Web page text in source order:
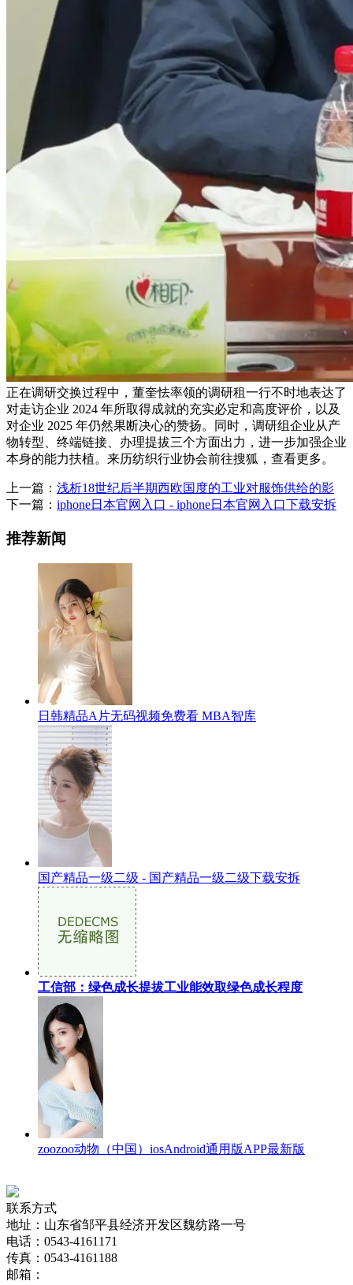
正在调研交换过程中，董奎怯率领的调研租一行不时地表达了
对走访企业 2024 年所取得成就的充实必定和高度评价，以及
对企业 2025 年仍然果断决心的赞扬。同时，调研组企业从产
物转型、终端链接、办理提拔三个方面出力，进一步加强企业
本身的能力扶植。来历纺织行业协会前往搜狐，查看更多。
上一篇： 浅析18世纪后半期西欧国度的工业对服饰供给的影
下一篇： iphone日本官网入口 - iphone日本官网入口下载安拆
推荐新闻
日韩精品A片无码视频免费看 MBA智库
国产精品一级二级 - 国产精品一级二级下载安拆
工信部：绿色成长提拔工业能效取绿色成长程度
zoozoo动物（中国）iosAndroid通用版APP最新版
联系方式
地址：山东省邹平县经济开发区魏纺路一号
电话：0543-4161171
传真：0543-4161188
邮箱：